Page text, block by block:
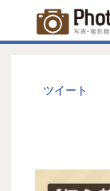
ツイート